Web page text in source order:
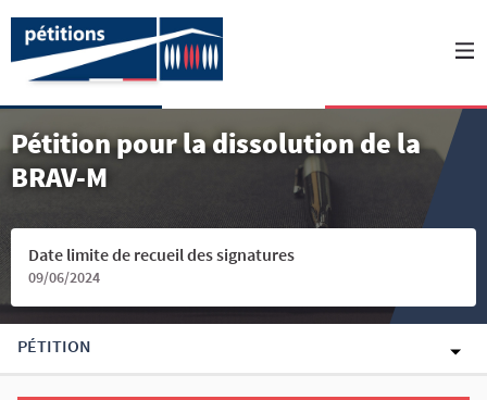
Pétition pour la dissolution de la
BRAV-M
Date limite de recueil des signatures
09/06/2024
PÉTITION